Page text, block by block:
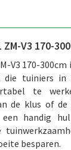
ZM-V3 170-
V3 170-300cm
die tuiniers
te
de klus of
handig
besparen.